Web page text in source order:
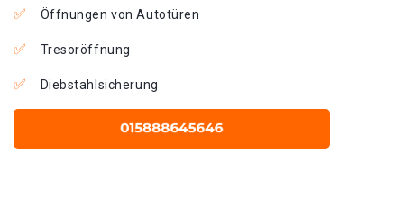
Öffnungen von Autotüren
Tresoröffnung
Diebstahlsicherung